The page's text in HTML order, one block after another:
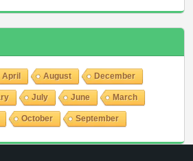
April August December
July June March
October September